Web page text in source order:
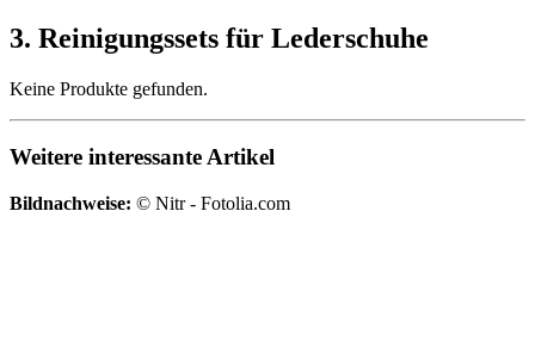
3. Reinigungssets für Lederschuhe
Keine Produkte gefunden.
Weitere interessante Artikel
Bildnachweise: © Nitr - Fotolia.com